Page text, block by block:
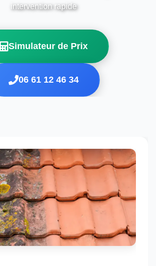
intervention rapide
Simulateur de Prix
06 61 12 46 34